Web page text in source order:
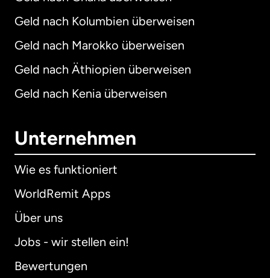
Geld nach Kolumbien überweisen
Geld nach Marokko überweisen
Geld nach Äthiopien überweisen
Geld nach Kenia überweisen
Unternehmen
Wie es funktioniert
WorldRemit Apps
Über uns
Jobs - wir stellen ein!
Bewertungen